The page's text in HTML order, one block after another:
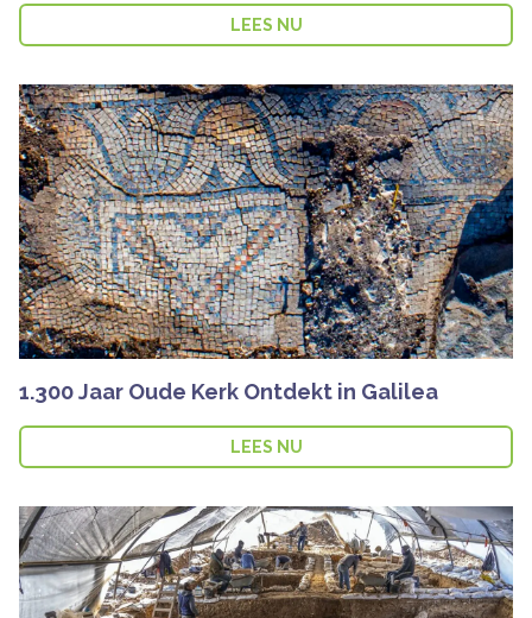
LEES NU
1.300 Jaar Oude Kerk Ontdekt in Galilea
LEES NU